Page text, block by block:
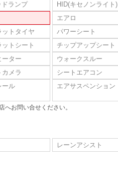
ドランプ HID(キセノンライト)
エアロ
ットタイヤ パワーシート
トシート チップアップシート
ーター ウォークスルー
カメラ シートエアコン
ール エアサスペンション
お問い合せください。
レーンアシスト